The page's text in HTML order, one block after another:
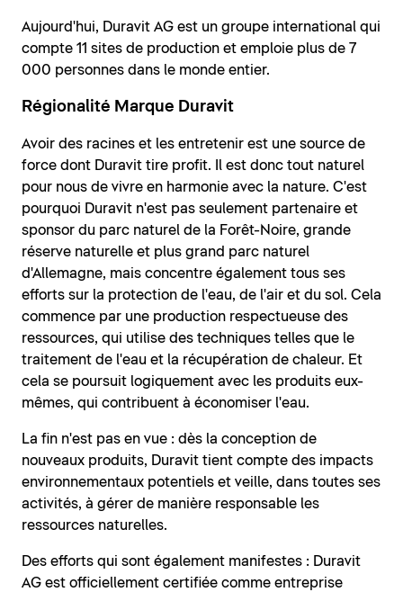
Aujourd'hui, Duravit AG est un groupe international qui
compte 11 sites de production et emploie plus de 7
000 personnes dans le monde entier.
Régionalité Marque Duravit
Avoir des racines et les entretenir est une source de
force dont Duravit tire profit. Il est donc tout naturel
pour nous de vivre en harmonie avec la nature. C'est
pourquoi Duravit n'est pas seulement partenaire et
sponsor du parc naturel de la Forêt-Noire, grande
réserve naturelle et plus grand parc naturel
d'Allemagne, mais concentre également tous ses
efforts sur la protection de l'eau, de l'air et du sol. Cela
commence par une production respectueuse des
ressources, qui utilise des techniques telles que le
traitement de l'eau et la récupération de chaleur. Et
cela se poursuit logiquement avec les produits eux-
mêmes, qui contribuent à économiser l'eau.
La fin n'est pas en vue : dès la conception de
nouveaux produits, Duravit tient compte des impacts
environnementaux potentiels et veille, dans toutes ses
activités, à gérer de manière responsable les
ressources naturelles.
Des efforts qui sont également manifestes : Duravit
AG est officiellement certifiée comme entreprise